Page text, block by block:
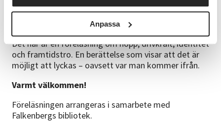
Anpassa
samhällsutveckling och ungdomsfrågor genom
Göteborgs Institut för Samhällsansvar.
Det här är en föreläsning om hopp, drivkraft, identitet
och framtidstro. En berättelse som visar att det är
möjligt att lyckas – oavsett var man kommer ifrån.
Varmt välkommen!
Föreläsningen arrangeras i samarbete med
Falkenbergs bibliotek.